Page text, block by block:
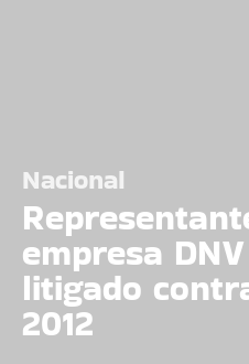
Nacional
empresa
litigado
2012